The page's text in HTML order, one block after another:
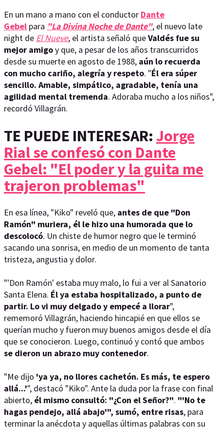
En un mano a mano con el conductor Dante
Gebel para "La Divina Noche de Dante", el nuevo late
night de El Nueve, el artista señaló queValdés fue su
mejor amigoy que, a pesar de los años transcurridos
desde su muerte en agosto de 1988, aún lo recuerda
con mucho cariño, alegría y respeto. "Él era súper
sencillo. Amable, simpático, agradable, tenía una
agilidad mental tremenda. Adoraba mucho a los niños",
recordó Villagrán.
TE PUEDE INTERESAR: Jorge
Rial se confesó con Dante
Gebel: "El poder y la guita me
trajeron problemas"
En esa línea, "Kiko" reveló que, antes de que "Don
Ramón" muriera, él le hizo una humorada que lo
descolocó. Un chiste de humor negro que le terminó
sacando una sonrisa, en medio de un momento de tanta
tristeza, angustia y dolor.
"'Don Ramón' estaba muy malo, lo fui a ver al Sanatorio
Santa Elena. Él ya estaba hospitalizado, a punto de
partir. Lo vi muy delgado y empecé a llorar",
rememoró Villagrán, haciendo hincapié en que ellos se
querían mucho y fueron muy buenos amigos desde el día
que se conocieron. Luego, continuó y contó que ambos
se dieron un abrazo muy contenedor.
"Me dijo 'ya ya, no llores cachetón. Es más, te espero
allá...'", destacó "Kiko". Ante la duda por la frase con final
abierto, él mismo consultó: "¿Con el Señor?". "'No te
hagas pendejo, allá abajo'", sumó, entre risas, para
terminar la anécdota y aquellas últimas palabras con su